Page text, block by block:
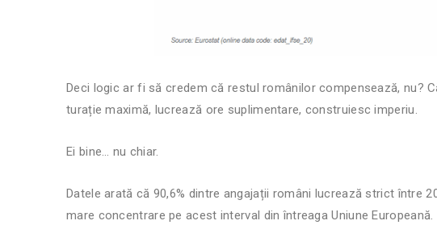
Deci logic ar fi să credem că restul românilor compensează, nu?
turație maximă, lucrează ore suplimentare, construiesc imperiu.
Ei bine… nu chiar.
Datele arată că 90,6% dintre angajații români lucrează strict între
mare concentrare pe acest interval din întreaga Uniune